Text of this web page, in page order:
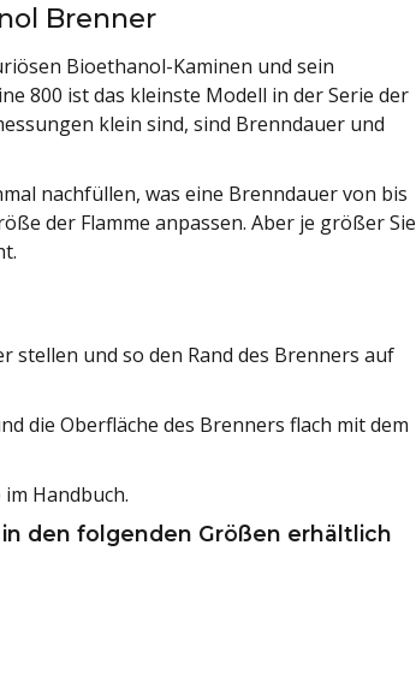
Brenner
Bioethanol-Kaminen und sein
800 ist das kleinste Modell in der Serie der
klein sind, sind Brenndauer und
nachfüllen, was eine Brenndauer von bis
der Flamme anpassen. Aber je größer Sie
stellen und so den Rand des Brenners auf
die Oberfläche des Brenners flach mit dem
Handbuch.
den folgenden Größen erhältlich